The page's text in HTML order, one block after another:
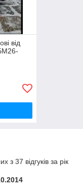
від
з 37 відгуків за рік